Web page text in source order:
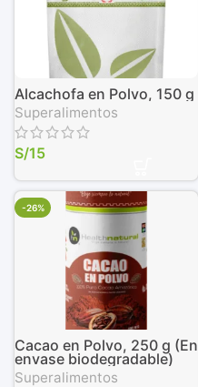
Alcachofa en Polvo, 150 g
Superalimentos
S/15
-26%
Cacao en Polvo, 250 g (En
envase biodegradable)
Superalimentos